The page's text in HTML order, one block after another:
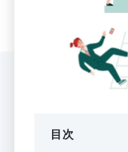
目次